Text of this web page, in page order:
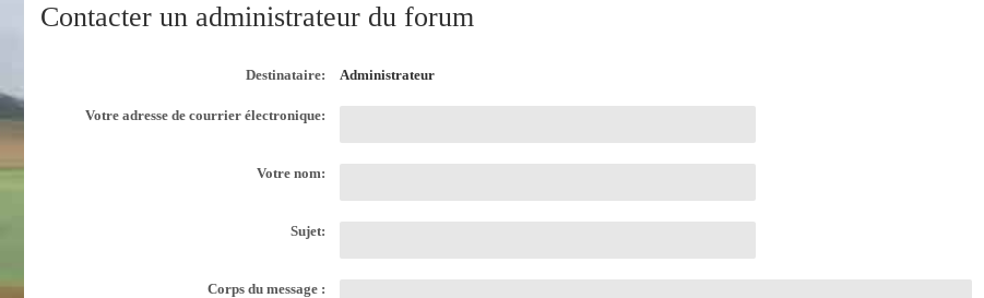
Contacter un administrateur du forum
Destinataire: Administrateur
Votre adresse de courrier électronique:
Votre nom:
Sujet:
Corps du message :